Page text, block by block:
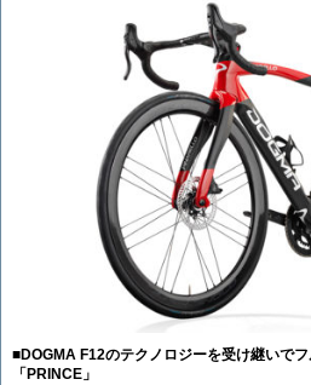
■DOGMA F12のテクノロジーを受け継いで
「PRINCE」